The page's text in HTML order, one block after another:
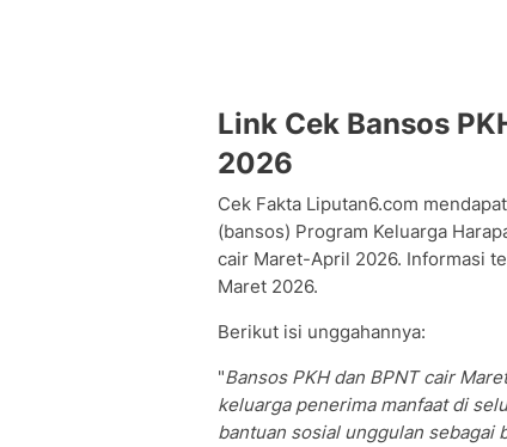
Link Cek Bansos
2026
Cek Fakta Liputan6.com
(bansos) Program Keluarga
cair Maret-April 2026. Informasi
Maret 2026.
Berikut isi unggahannya:
"Bansos PKH dan BPNT cair
keluarga penerima manfaat di
bantuan sosial unggulan sebagai